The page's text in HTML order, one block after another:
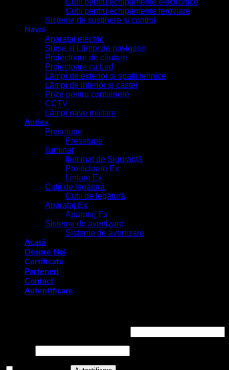
Cutii pentru echipamente electronice
Cutii pentru echipamente feroviare
Sisteme de susținere și control
Naval
Aparataj electric
Surse și Lămpi de navigație
Proiectoare de căutare
Proiectoare cu Led
Lămpi de exterior și spatii tehnice
Lămpi de interior și castel
Prize pentru containere
CCTV
Lămpi nave militare
Antiex
Presetupe
Presetupe
Iluminat
Iluminat de Siguranță
Proiectoare Ex
Liniare Ex
Cutii de legătură
Cutii de legătură
Aparataj Ex
Aparataj Ex
Sisteme de avertizare
Sisteme de avertizare
Acasă
Despre Noi
Certificate
Parteneri
Contact
Autentificare